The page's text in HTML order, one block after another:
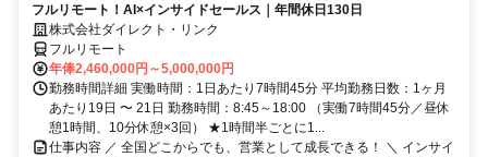
フルリモート！AI×インサイドセールス｜年間休日130日
株式会社ダイレクト・リンク
フルリモート
年俸2,460,000円～5,000,000円
勤務時間詳細 実働時間：1日あたり7時間45分 平均勤務日数：1ヶ月
あたり19日 〜 21日 勤務時間：8:45～18:00 （実働7時間45分／昼休
憩1時間、10分休憩×3回） ★1時間半ごとに1...
仕事内容 ／ 全国どこからでも、営業として成長できる！ ＼ インサイ